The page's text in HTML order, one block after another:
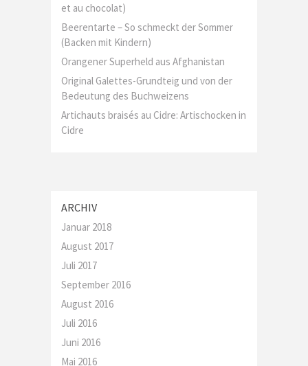
et au chocolat)
Beerentarte – So schmeckt der Sommer
(Backen mit Kindern)
Orangener Superheld aus Afghanistan
Original Galettes-Grundteig und von der
Bedeutung des Buchweizens
Artichauts braisés au Cidre: Artischocken in
Cidre
ARCHIV
Januar 2018
August 2017
Juli 2017
September 2016
August 2016
Juli 2016
Juni 2016
Mai 2016